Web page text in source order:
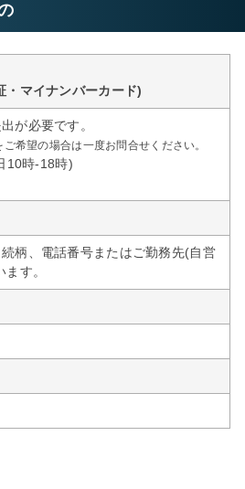
・マイナンバーカード)
が必要です。
希望の場合は一度お問合せください。
10時-18時)
柄、電話番号またはご勤務先(自営
す。